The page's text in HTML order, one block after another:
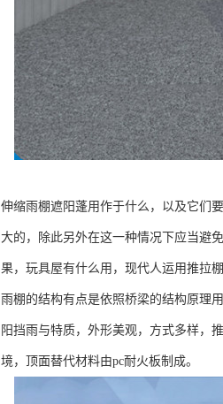
伸缩雨棚遮阳蓬用作于什么，以及它们
大的，除此另外在这一种情况下应当避
果，玩具屋有什么用，现代人运用推拉
雨棚的结构有点是依照桥梁的结构原理
阳挡雨与特质，外形美观，方式多样，
境，顶面替代材料由pc耐火板制成。